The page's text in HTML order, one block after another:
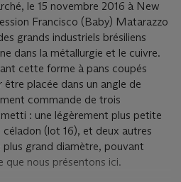
le 15 novembre 2016 à New
Francisco (Baby) Matarazzo
grands industriels brésiliens
dans la métallurgie et le cuivre.
cette forme à pans coupés
placée dans un angle de
commande de trois
: une légèrement plus petite
(lot 16), et deux autres
grand diamètre, pouvant
que nous présentons ici.